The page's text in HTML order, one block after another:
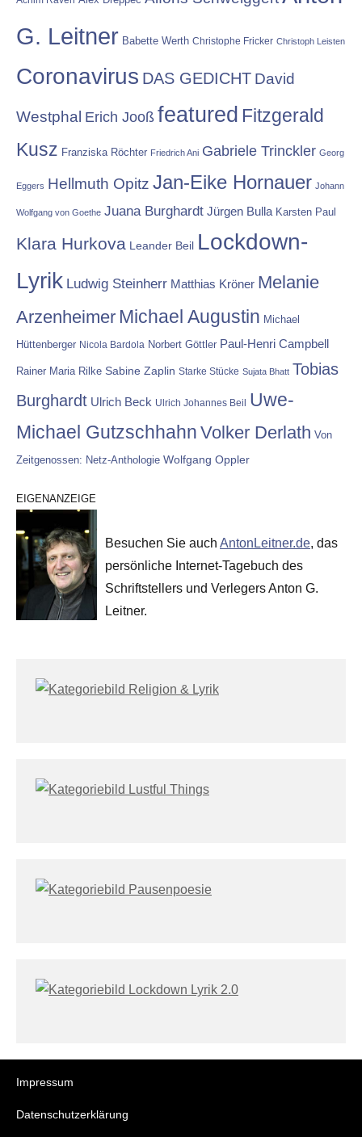
G. Leitner Babette Werth Christophe Fricker Christoph Leisten
Coronavirus DAS GEDICHT David
Westphal Erich Jooß featured Fitzgerald
Kusz Franziska Röchter Friedrich Ani Gabriele Trinckler Georg
Eggers Hellmuth Opitz Jan-Eike Hornauer Johann
Wolfgang von Goethe Juana Burghardt Jürgen Bulla Karsten Paul
Klara Hurkova Leander Beil Lockdown-
Lyrik Ludwig Steinherr Matthias Kröner Melanie
Arzenheimer Michael Augustin Michael
Hüttenberger Nicola Bardola Norbert Göttler Paul-Henri Campbell
Rainer Maria Rilke Sabine Zaplin Starke Stücke Sujata Bhatt Tobias
Burghardt Ulrich Beck Ulrich Johannes Beil
Uwe-
Michael Gutzschhahn Volker Derlath Von
Zeitgenossen: Netz-Anthologie Wolfgang Oppler
EIGENANZEIGE
Besuchen Sie auch AntonLeitner.de, das
persönliche Internet-Tagebuch des
Schriftstellers und Verlegers Anton G.
Leitner.
Impressum
Datenschutzerklärung